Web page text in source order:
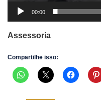
00:00
Assessoria
Compartilhe isso: